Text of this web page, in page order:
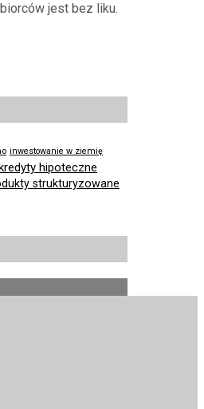
jest bez liku.
inwestowanie w ziemię
hipoteczne
strukturyzowane